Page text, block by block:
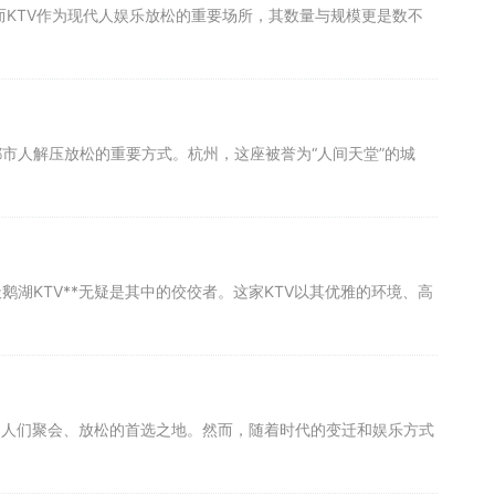
作为现代人娱乐放松的重要场所，其数量与规模更是数不
解压放松的重要方式。杭州，这座被誉为“人间天堂”的城
KTV**无疑是其中的佼佼者。这家KTV以其优雅的环境、高
聚会、放松的首选之地。然而，随着时代的变迁和娱乐方式